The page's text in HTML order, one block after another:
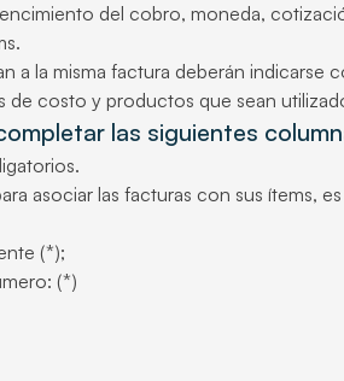
del cobro, moneda,
a la misma factura deberán indicarse
costo y productos que sean
las siguientes
asociar las facturas con sus ítems,
(*);
(*)